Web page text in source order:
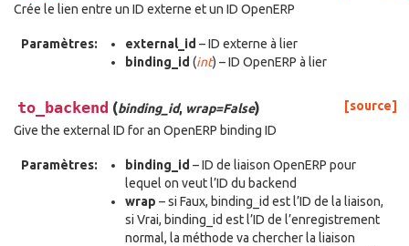
Crée le lien entre un ID externe et un ID OpenERP
Paramètres: external_id – ID externe à lier
binding_id (int) – ID OpenERP à lier
to_backend (binding_id, wrap=False)
[source]
Give the external ID for an OpenERP binding ID
Paramètres: binding_id – ID de liaison OpenERP pour
lequel on veut l’ID du backend
wrap – si Faux, binding_id est l’ID de la liaison,
si Vrai, binding_id est l’ID de l’enregistrement
normal, la méthode va chercher la liaison